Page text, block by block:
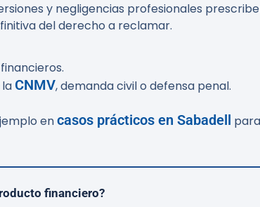
y negligencias profesionales
del derecho a reclamar.
CNMV, demanda civil o defensa penal.
encasos prácticos en Sabadell
financiero?